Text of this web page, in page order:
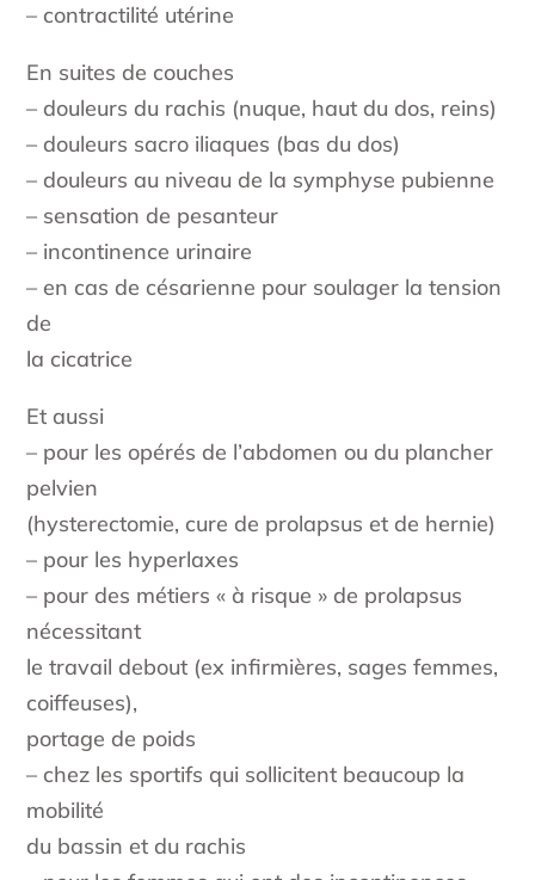
– contractilité utérine
En suites de couches
– douleurs du rachis (nuque, haut du dos, reins)
– douleurs sacro iliaques (bas du dos)
– douleurs au niveau de la symphyse pubienne
– sensation de pesanteur
– incontinence urinaire
– en cas de césarienne pour soulager la tension
de
la cicatrice
Et aussi
– pour les opérés de l’abdomen ou du plancher
pelvien
(hysterectomie, cure de prolapsus et de hernie)
– pour les hyperlaxes
– pour des métiers « à risque » de prolapsus
nécessitant
le travail debout (ex infirmières, sages femmes,
coiffeuses),
portage de poids
– chez les sportifs qui sollicitent beaucoup la
mobilité
du bassin et du rachis